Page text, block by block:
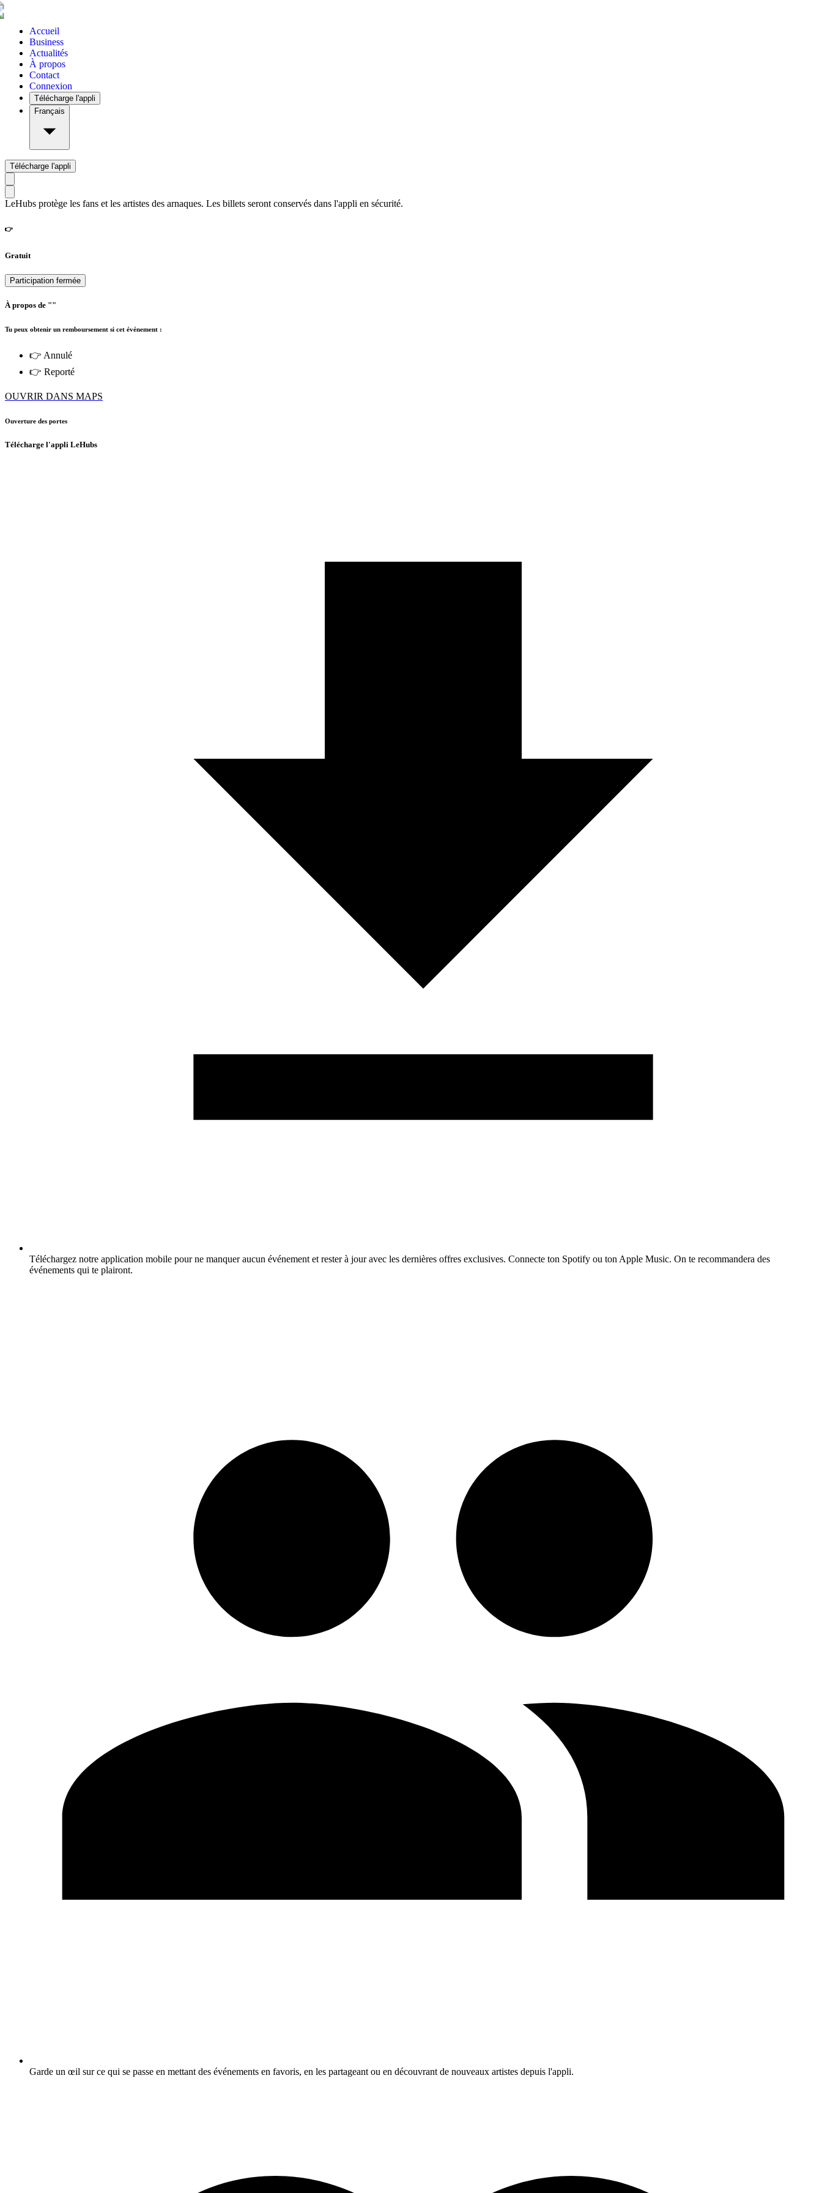
Accueil
Business
Actualités
À propos
Contact
Connexion
Télécharge l'appli
Français
Télécharge l'appli
LeHubs protège les fans et les artistes des arnaques. Les billets seront conservés dans l'appli en sécurité.
👉
Gratuit
Participation fermée
À propos de ""
Tu peux obtenir un remboursement si cet événement :
👉 Annulé
👉 Reporté
OUVRIR DANS MAPS
Ouverture des portes
Télécharge l'appli LeHubs
Téléchargez notre application mobile pour ne manquer aucun événement et rester à jour avec les dernières offres exclusives. Connecte ton Spotify ou ton Apple Music. On te recommandera des
événements qui te plairont.
Garde un œil sur ce qui se passe en mettant des événements en favoris, en les partageant ou en découvrant de nouveaux artistes depuis l'appli.